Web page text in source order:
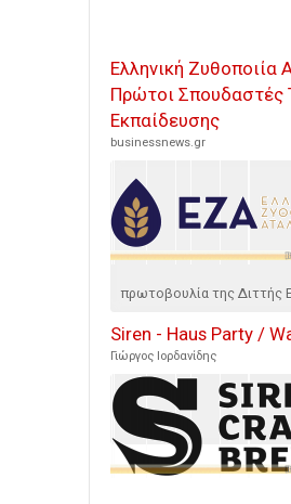
Ελληνική Ζυθοποιία
Πρώτοι Σπουδαστές
Εκπαίδευσης
businessnews.gr
πρωτοβουλία της Διττής
Siren - Haus Party /
Γιώργος Ιορδανίδης